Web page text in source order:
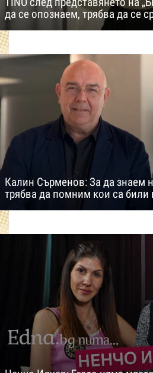
да се опознаем, трябва да се
Калин Сърменов: За да знаем
трябва да помним кои са били